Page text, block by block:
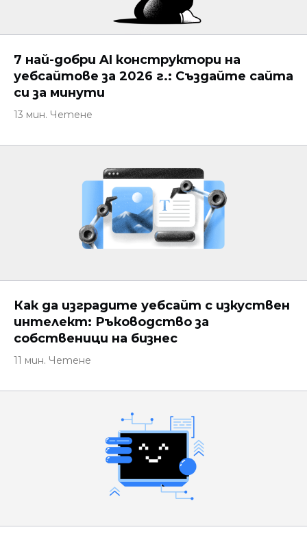
7 най-добри AI конструктори на
уебсайтове за 2026 г.: Създайте сайта
си за минути
13 мин. Четене
Как да изградите уебсайт с изкуствен
интелект: Ръководство за
собственици на бизнес
11 мин. Четене